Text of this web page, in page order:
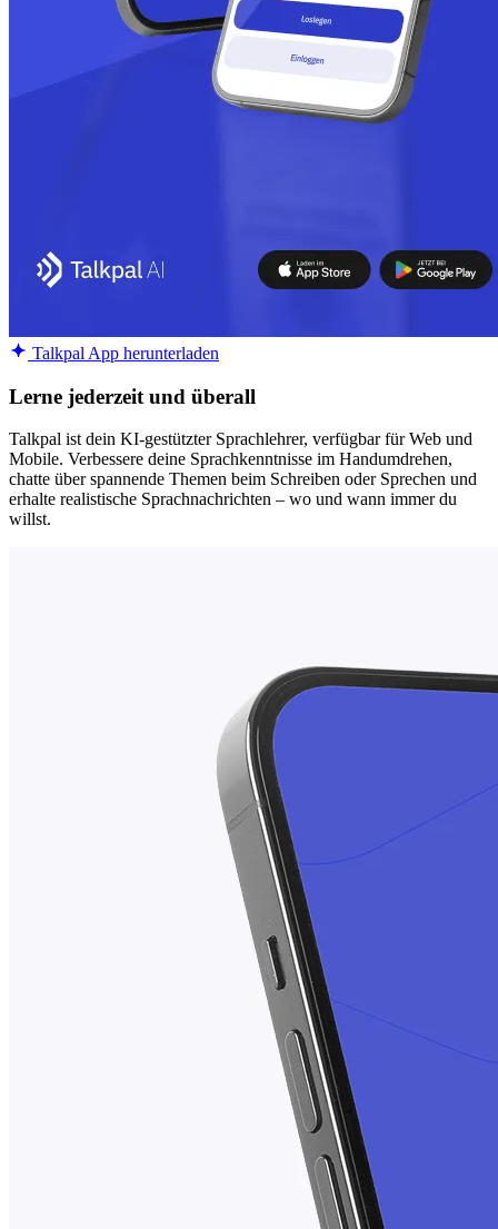
Talkpal App herunterladen
Lerne jederzeit und überall
Talkpal ist dein KI-gestützter Sprachlehrer, verfügbar für Web und
Mobile. Verbessere deine Sprachkenntnisse im Handumdrehen,
chatte über spannende Themen beim Schreiben oder Sprechen und
erhalte realistische Sprachnachrichten – wo und wann immer du
willst.